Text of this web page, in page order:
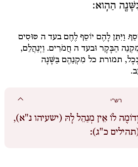
הַהִֽוא׃
וַיִּתֵּן לָהֶם יוֹסֵף לֶחֶם בעד ה סּוּסִים
הַבָּקָר וּבעד ה חֲמֹרִים. וַיְנַהֲלֵם,
, תמורת כל מִקְנֵהֶם בַּשָּׁנָה
רש"י
לוֹ אֵין מְנַהֵל לָהּ (ישעיהו נ"א),
כ"ג):